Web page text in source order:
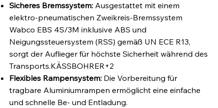
Sicheres Bremssystem: Ausgestattet mit einem
elektro-pneumatischen Zweikreis-Bremssystem
Wabco EBS 4S/3M inklusive ABS und
Neigungssteuersystem (RSS) gemäß UN ECE R13,
sorgt der Auflieger für höchste Sicherheit während des
Transports.KÄSSBOHRER+2
Flexibles Rampensystem: Die Vorbereitung für
tragbare Aluminiumrampen ermöglicht eine einfache
und schnelle Be- und Entladung.